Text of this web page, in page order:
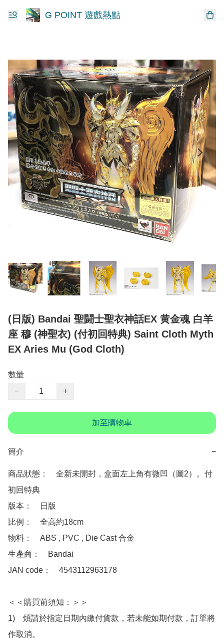
G POINT 遊戲熱點
(日版) Bandai 聖闘士聖衣神話EX 黄金魂 白羊
座 穆 (神聖衣) (付初回特典) Saint Cloth Myth
EX Aries Mu (God Cloth)
數量
−
+
加至購物車
簡介 −
商品狀態：　全新未開封，盒面左上角有微凹（圖2）。付
初回特典
版本：　日版
比例：　全高約18cm
物料：　ABS , PVC , Die Cast 合金
生產商：　Bandai
JAN code：　4543112963178
＜＜購買前須知：＞＞
1)　煩請於指定日期內繳付貨款，若未能如期付款，訂單將
作取消。